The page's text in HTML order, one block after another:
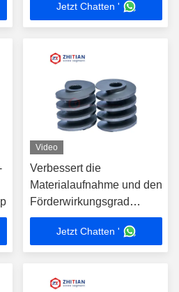
Legierungen und -Größen
Verschleißfeste Liner-
Präzisionsgrößen
Jetzt Chatten '
Video
Verbessert die
Materialaufnahme und den
Förderwirkungsgrad
Doppelschneckenextruder
Ersatzteile Härte HRC 56–
60
Jetzt Chatten '